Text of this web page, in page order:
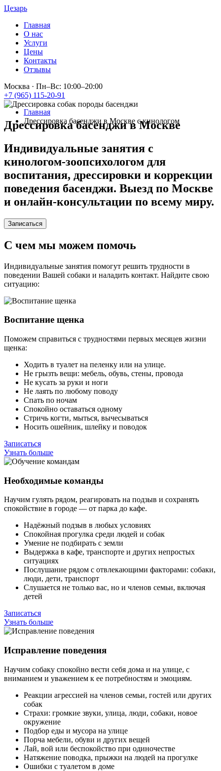
Цезарь
Главная
О нас
Услуги
Цены
Контакты
Отзывы
Москва · Пн–Вс: 10:00–20:00
+7 (965) 115-20-91
Главная
Дрессировка басенджи в Москве с кинологом
Дрессировка басенджи в Москве
Индивидуальные занятия с
кинологом-зоопсихологом для
воспитания, дрессировки и коррекции
поведения басенджи. Выезд по Москве
и онлайн-консультации по всему миру.
Записаться
С чем мы можем помочь
Индивидуальные занятия помогут решить трудности в
поведении Вашей собаки и наладить контакт. Найдите свою
ситуацию:
Воспитание щенка
Поможем справиться с трудностями первых месяцев жизни
щенка:
Ходить в туалет на пеленку или на улице.
Не грызть вещи: мебель, обувь, стены, провода
Не кусать за руки и ноги
Не лаять по любому поводу
Спать по ночам
Спокойно оставаться одному
Стричь когти, мыться, вычесываться
Носить ошейник, шлейку и поводок
Записаться
Узнать больше
Необходимые команды
Научим гулять рядом, реагировать на подзыв и сохранять
спокойствие в городе — от парка до кафе.
Надёжный подзыв в любых условиях
Спокойная прогулка среди людей и собак
Умение не подбирать с земли
Выдержка в кафе, транспорте и других непростых
ситуациях
Послушание рядом с отвлекающими факторами: собаки,
люди, дети, транспорт
Слушается не только вас, но и членов семьи, включая
детей
Записаться
Узнать больше
Исправление поведения
Научим собаку спокойно вести себя дома и на улице, с
вниманием и уважением к ее потребностям и эмоциям.
Реакции агрессией на членов семьи, гостей или других
собак
Страхи: громкие звуки, улица, люди, собаки, новое
окружение
Подбор еды и мусора на улице
Порча мебели, обуви и других вещей
Лай, вой или беспокойство при одиночестве
Натяжение поводка, прыжки на людей на прогулке
Ошибки с туалетом в доме